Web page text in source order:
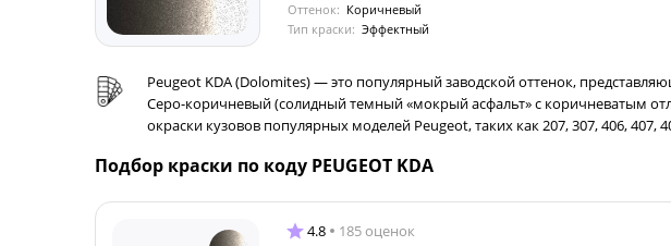
Оттенок: Коричневый
Тип краски: Эффектный
Peugeot KDA (Dolomites) — это популярный заводской оттенок,
Серо-коричневый (солидный темный «мокрый асфальт» с коричневатым
окраски кузовов популярных моделей Peugeot, таких как 207, 307, 406, 407,
Подбор краски по коду PEUGEOT KDA
4.8 185 оценок